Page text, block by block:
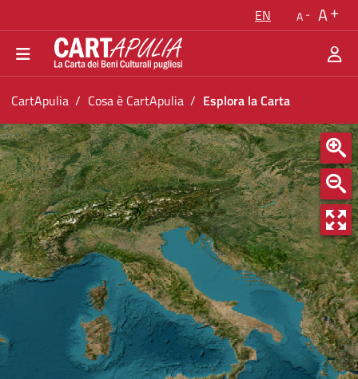
Go to navigation menu
Go to content
Go to the footer
EN A A
You are in:
CartApulia Cosa è CartApulia Esplora la Carta
Esplora la Carta